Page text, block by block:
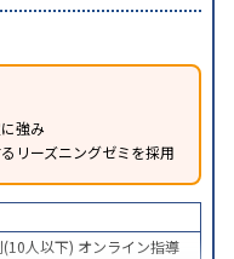
強み
リーズニングゼミを採用
人以下) オンライン指導